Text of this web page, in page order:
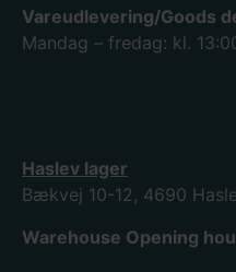
Vareudlevering/Goods
Mandag – fredag: kl.
Haslev lager
Bækvej 10-12, 4690
Warehouse Opening